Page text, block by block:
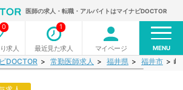
医師の求人・転職・アルバイトはマイナビDOCTOR
求人
0
最近見た求人
1
マイページ MENU
DOCTOR 常勤医師求人 福井県 福井市